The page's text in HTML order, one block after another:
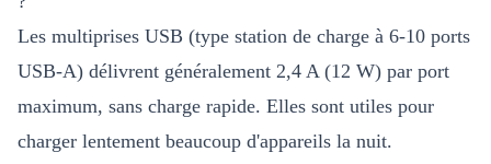
Les multiprises USB (type station de charge à 6-10 ports
USB-A) délivrent généralement 2,4 A (12 W) par port
maximum, sans charge rapide. Elles sont utiles pour
charger lentement beaucoup d'appareils la nuit.